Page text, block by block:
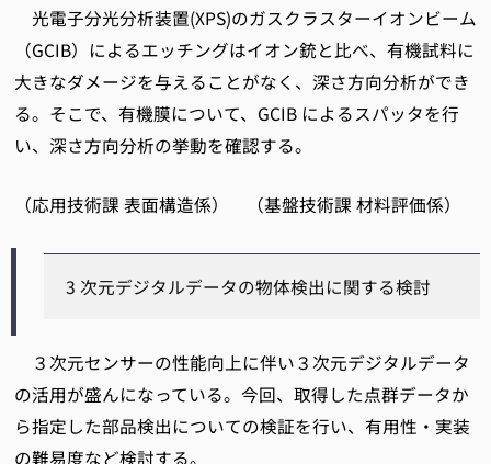
光電子分光分析装置(XPS)のガスクラスターイオンビーム
（GCIB）によるエッチングはイオン銃と比べ、有機試料に
大きなダメージを与えることがなく、深さ方向分析ができ
る。そこで、有機膜について、GCIB によるスパッタを行
い、深さ方向分析の挙動を確認する。
（応用技術課 表面構造係） （基盤技術課 材料評価係）
3 次元デジタルデータの物体検出に関する検討
３次元センサーの性能向上に伴い３次元デジタルデータ
の活用が盛んになっている。今回、取得した点群データか
ら指定した部品検出についての検証を行い、有用性・実装
の難易度など検討する。